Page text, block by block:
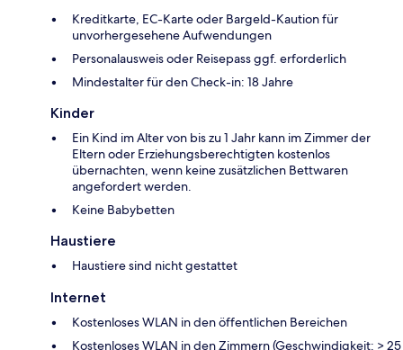
Kreditkarte, EC-Karte oder Bargeld-Kaution für
unvorhergesehene Aufwendungen
Personalausweis oder Reisepass ggf. erforderlich
Mindestalter für den Check-in: 18 Jahre
Kinder
Ein Kind im Alter von bis zu 1 Jahr kann im Zimmer der
Eltern oder Erziehungsberechtigten kostenlos
übernachten, wenn keine zusätzlichen Bettwaren
angefordert werden.
Keine Babybetten
Haustiere
Haustiere sind nicht gestattet
Internet
Kostenloses WLAN in den öffentlichen Bereichen
Kostenloses WLAN in den Zimmern (Geschwindigkeit: > 25